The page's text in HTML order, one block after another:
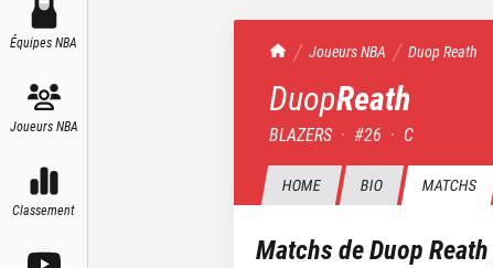
Équipes NBA
Joueurs NBA
Classement
TrashTalk Actu NBA
Joueurs NBA Duop Reath
DuopReath
BLAZERS · #26 · C
HOME BIO MATCHS
Matchs deDuop Reath